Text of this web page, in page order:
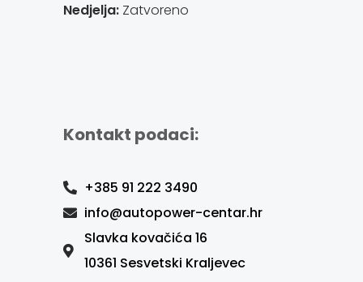
Nedjelja:Zatvoreno
Kontakt podaci:
+385 91 222 3490
info@autopower-centar.hr
Slavka kovačića 16
10361 Sesvetski Kraljevec